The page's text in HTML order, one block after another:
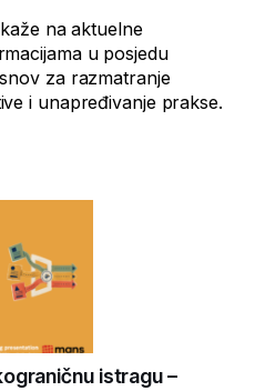
na aktuelne
u posjedu
za razmatranje
i unapređivanje prakse.
istragu –